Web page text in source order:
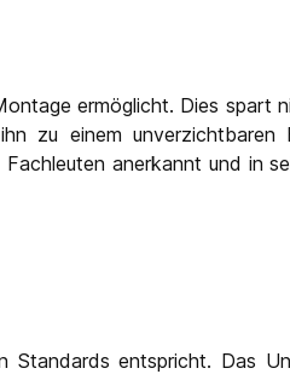
ermöglicht. Dies spart
zu einem unverzichtbaren
anerkannt und in
entspricht. Das